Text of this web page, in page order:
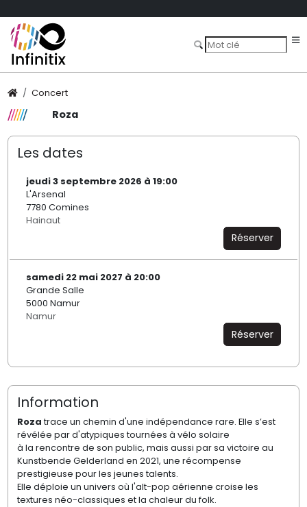
Concert
Roza
Les dates
jeudi 3 septembre 2026 à 19:00
L'Arsenal
7780 Comines
Hainaut
Réserver
samedi 22 mai 2027 à 20:00
Grande Salle
5000 Namur
Namur
Réserver
Information
Roza trace un chemin d'une indépendance rare. Elle s’est
révélée par d'atypiques tournées à vélo solaire
à la rencontre de son public, mais aussi par sa victoire au
Kunstbende Gelderland en 2021, une récompense
prestigieuse pour les jeunes talents.
Elle déploie un univers où l'alt-pop aérienne croise les
textures néo-classiques et la chaleur du folk.